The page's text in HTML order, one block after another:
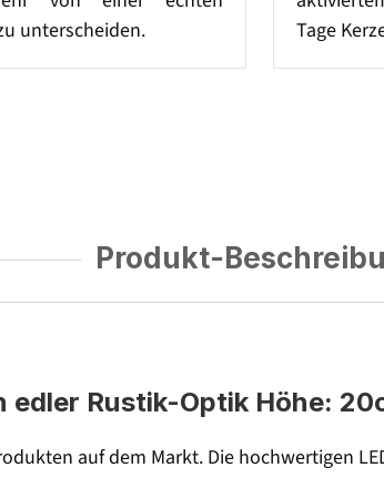
unterscheiden.
Tage
Produkt-
edler Rustik-Optik Höhe:
auf dem Markt. Die hochwertigen